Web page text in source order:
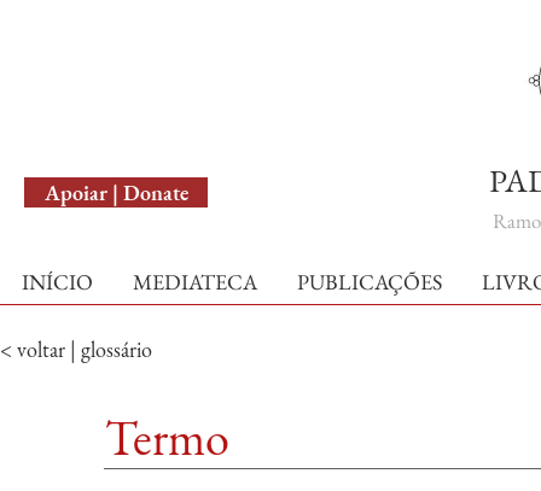
Apoiar | Donate
INÍCIO MEDIATECA PUBLICAÇÕES
< voltar | glossário
Termo